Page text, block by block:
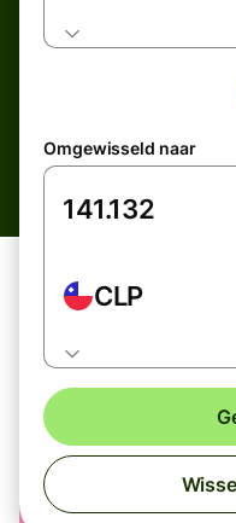
Omgewisseld naar
CLP